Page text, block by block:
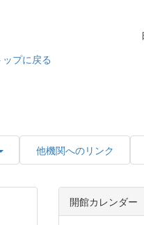
プに戻る
他機関へのリンク
開館カレンダー